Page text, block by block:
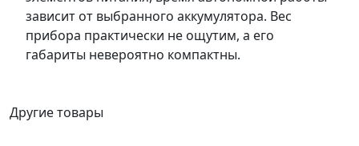
зависит от выбранного аккумулятора. Вес
прибора практически не ощутим, а его
габариты невероятно компактны.
Другие товары